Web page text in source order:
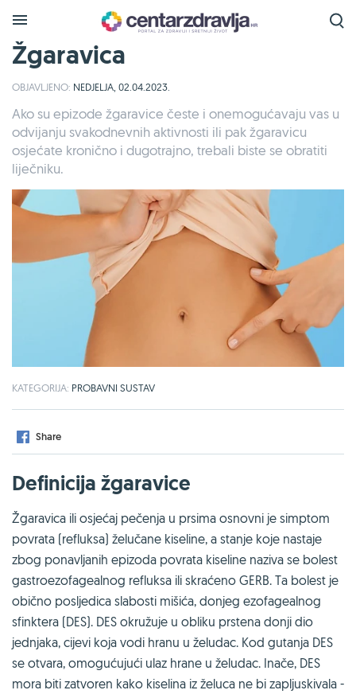
Žgaravica
OBJAVLJENO: NEDJELJA, 02.04.2023.
Ako su epizode žgaravice česte i onemogućavaju vas u
odvijanju svakodnevnih aktivnosti ili pak žgaravicu
osjećate kronično i dugotrajno, trebali biste se obratiti
liječniku.
KATEGORIJA: PROBAVNI SUSTAV
Share
Definicija žgaravice
Žgaravica ili osjećaj pečenja u prsima osnovni je simptom
povrata (refluksa) želučane kiseline, a stanje koje nastaje
zbog ponavljanih epizoda povrata kiseline naziva se bolest
gastroezofagealnog refluksa ili skraćeno GERB. Ta bolest je
obično posljedica slabosti mišića, donjeg ezofagealnog
sfinktera (DES). DES okružuje u obliku prstena donji dio
jednjaka, cijevi koja vodi hranu u želudac. Kod gutanja DES
se otvara, omogućujući ulaz hrane u želudac. Inače, DES
mora biti zatvoren kako kiselina iz želuca ne bi zapljuskivala -